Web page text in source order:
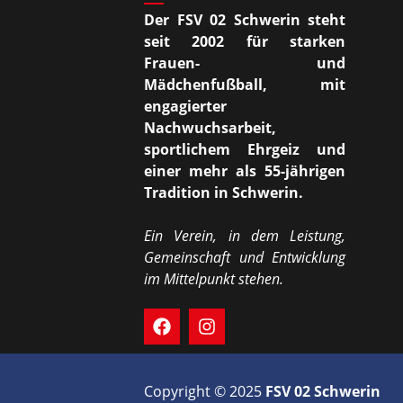
Der FSV 02 Schwerin steht
seit 2002 für starken
Frauen- und
Mädchenfußball, mit
engagierter
Nachwuchsarbeit,
sportlichem Ehrgeiz und
einer mehr als 55-jährigen
Tradition in Schwerin.
Ein Verein, in dem Leistung,
Gemeinschaft und Entwicklung
im Mittelpunkt stehen.
Copyright © 2025 FSV 02 Schwerin